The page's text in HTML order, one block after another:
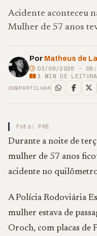
Acidente aconteceu
Mulher de 57 anos
Por Matheus de
03/06/2026 ·
1 MIN DE LEITURA
COMPARTILHAR
Foto: PRE
Durante a noite de
mulher de 57 anos
acidente no
A Polícia Rodoviária
mulher estava de
Oroch, com placas de